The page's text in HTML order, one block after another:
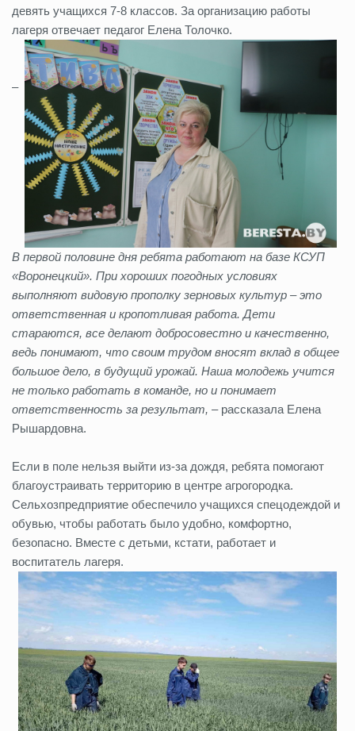
девять учащихся 7-8 классов. За организацию работы
лагеря отвечает педагог Елена Толочко.
–
В первой половине дня ребята работают на базе КСУП
«Воронецкий». При хороших погодных условиях
выполняют видовую прополку зерновых культур – это
ответственная и кропотливая работа. Дети
стараются, все делают добросовестно и качественно,
ведь понимают, что своим трудом вносят вклад в общее
большое дело, в будущий урожай. Наша молодежь учится
не только работать в команде, но и понимает
ответственность за результат, – рассказала Елена
Рышардовна.
Если в поле нельзя выйти из-за дождя, ребята помогают
благоустраивать территорию в центре агрогородка.
Сельхозпредприятие обеспечило учащихся спецодеждой и
обувью, чтобы работать было удобно, комфортно,
безопасно. Вместе с детьми, кстати, работает и
воспитатель лагеря.